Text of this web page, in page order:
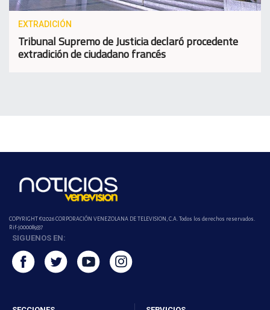
EXTRADICIÓN
Tribunal Supremo de Justicia declaró procedente
extradición de ciudadano francés
COPYRIGHT ©2026 CORPORACIÓN VENEZOLANA DE TELEVISION, C.A. Todos los derechos reservados.
Rif-j000089337
SIGUENOS EN: